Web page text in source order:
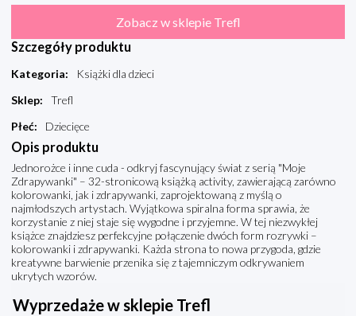
Zobacz w sklepie Trefl
Szczegóły produktu
Kategoria:
Książki dla dzieci
Sklep:
Trefl
Płeć: Dziecięce
Opis produktu
Jednorożce i inne cuda - odkryj fascynujący świat z serią "Moje
Zdrapywanki" – 32-stronicową książką activity, zawierającą zarówno
kolorowanki, jak i zdrapywanki, zaprojektowaną z myślą o
najmłodszych artystach. Wyjątkowa spiralna forma sprawia, że
korzystanie z niej staje się wygodne i przyjemne. W tej niezwykłej
książce znajdziesz perfekcyjne połączenie dwóch form rozrywki –
kolorowanki i zdrapywanki. Każda strona to nowa przygoda, gdzie
kreatywne barwienie przenika się z tajemniczym odkrywaniem
ukrytych wzorów.
Wyprzedaże w sklepie Trefl